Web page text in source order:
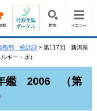
務部 統計課 > 第117回 新潟県
ー・水）
鑑 2006 （第